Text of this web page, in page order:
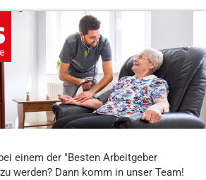
einem der "Besten Arbeitgeber
werden? Dann komm in unser Team!